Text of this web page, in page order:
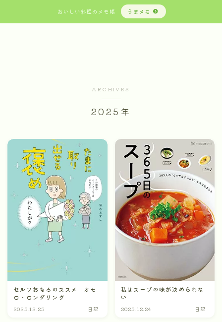
おいしい料理のメモ帳 うまメモ
ARCHIVES
2025年
セルフおもろのススメ オモ
ロ・ロンダリング
2025.12.25 日記
私はスープの味が決められな
い
2025.12.24 日記